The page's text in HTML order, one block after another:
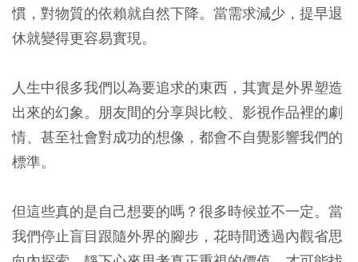
慣，對物質的依賴就自然下降。當需求減少，提早退
休就變得更容易實現。
人生中很多我們以為要追求的東西，其實是外界塑造
出來的幻象。朋友間的分享與比較、影視作品裡的劇
情、甚至社會對成功的想像，都會不自覺影響我們的
標準。
但這些真的是自己想要的嗎？很多時候並不一定。當
我們停止盲目跟隨外界的腳步，花時間透過內觀省思